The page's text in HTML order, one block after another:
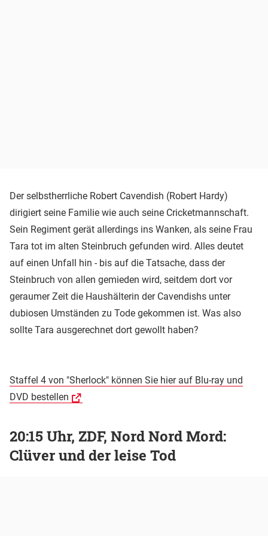
Der selbstherrliche Robert Cavendish (Robert Hardy)
dirigiert seine Familie wie auch seine Cricketmannschaft.
Sein Regiment gerät allerdings ins Wanken, als seine Frau
Tara tot im alten Steinbruch gefunden wird. Alles deutet
auf einen Unfall hin - bis auf die Tatsache, dass der
Steinbruch von allen gemieden wird, seitdem dort vor
geraumer Zeit die Haushälterin der Cavendishs unter
dubiosen Umständen zu Tode gekommen ist. Was also
sollte Tara ausgerechnet dort gewollt haben?
Staffel 4 von "Sherlock" können Sie hier auf Blu-ray und
DVD bestellen
20:15 Uhr, ZDF, Nord Nord Mord:
Clüver und der leise Tod